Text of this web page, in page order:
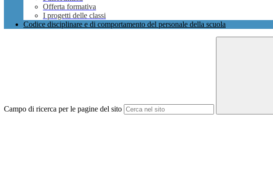
Offerta formativa
I progetti delle classi
Codice disciplinare e di comportamento del personale della scuola
Campo di ricerca per le pagine del sito